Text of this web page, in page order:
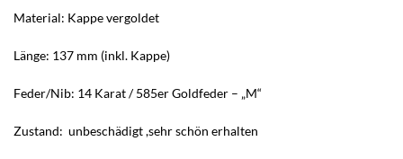
Material: Kappe vergoldet
Länge: 137 mm (inkl. Kappe)
Feder/Nib: 14 Karat / 585er Goldfeder – „M“
Zustand: unbeschädigt ,sehr schön erhalten